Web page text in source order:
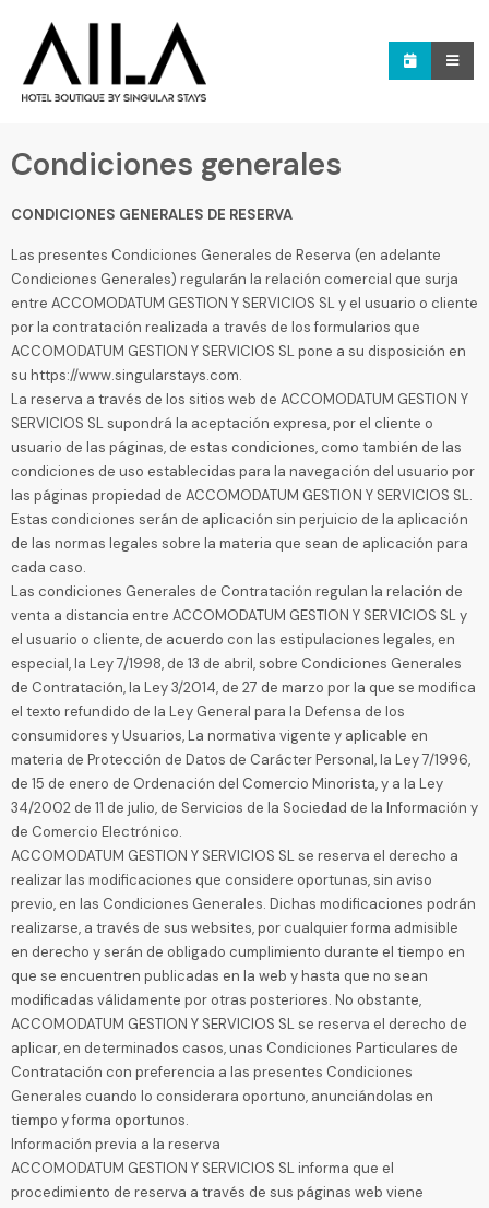
Condiciones generales
CONDICIONES GENERALES DE RESERVA
Las presentes Condiciones Generales de Reserva (en adelante
Condiciones Generales) regularán la relación comercial que surja
entre ACCOMODATUM GESTION Y SERVICIOS SL y el usuario o cliente
por la contratación realizada a través de los formularios que
ACCOMODATUM GESTION Y SERVICIOS SL pone a su disposición en
su https://www.singularstays.com.
La reserva a través de los sitios web de ACCOMODATUM GESTION Y
SERVICIOS SL supondrá la aceptación expresa, por el cliente o
usuario de las páginas, de estas condiciones, como también de las
condiciones de uso establecidas para la navegación del usuario por
las páginas propiedad de ACCOMODATUM GESTION Y SERVICIOS SL.
Estas condiciones serán de aplicación sin perjuicio de la aplicación
de las normas legales sobre la materia que sean de aplicación para
cada caso.
Las condiciones Generales de Contratación regulan la relación de
venta a distancia entre ACCOMODATUM GESTION Y SERVICIOS SL y
el usuario o cliente, de acuerdo con las estipulaciones legales, en
especial, la Ley 7/1998, de 13 de abril, sobre Condiciones Generales
de Contratación, la Ley 3/2014, de 27 de marzo por la que se modifica
el texto refundido de la Ley General para la Defensa de los
consumidores y Usuarios, La normativa vigente y aplicable en
materia de Protección de Datos de Carácter Personal, la Ley 7/1996,
de 15 de enero de Ordenación del Comercio Minorista, y a la Ley
34/2002 de 11 de julio, de Servicios de la Sociedad de la Información y
de Comercio Electrónico.
ACCOMODATUM GESTION Y SERVICIOS SL se reserva el derecho a
realizar las modificaciones que considere oportunas, sin aviso
previo, en las Condiciones Generales. Dichas modificaciones podrán
realizarse, a través de sus websites, por cualquier forma admisible
en derecho y serán de obligado cumplimiento durante el tiempo en
que se encuentren publicadas en la web y hasta que no sean
modificadas válidamente por otras posteriores. No obstante,
ACCOMODATUM GESTION Y SERVICIOS SL se reserva el derecho de
aplicar, en determinados casos, unas Condiciones Particulares de
Contratación con preferencia a las presentes Condiciones
Generales cuando lo considerara oportuno, anunciándolas en
tiempo y forma oportunos.
Información previa a la reserva
ACCOMODATUM GESTION Y SERVICIOS SL informa que el
procedimiento de reserva a través de sus páginas web viene